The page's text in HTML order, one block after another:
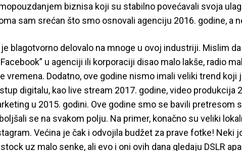
biznisa koji su stabilno povećavali svoja
sam srećan što smo osnovali agenciju 2016. godine, a
blagotvorno delovalo na mnoge u ovoj industriji. Mislim
u agenciji ili korporaciji disao malo lakše, radio
vremena. Dodatno, ove godine nismo imali veliki trend koji
digitalu, kao live stream 2017. godine, video produkcija
u 2015. godini. Ove godine smo se bavili pretresom
se na svakom polju. Na primer, konačno su veliki
Većina je čak i odvojila budžet za prave fotke! Neki
uz malo senke, ali evo i oni ovih dana gledaju DSLR